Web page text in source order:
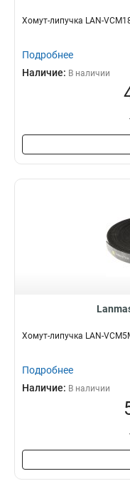
Хомут-липучка LAN-
Подробнее
Наличие: В наличии
Хомут-липучка LAN-
Подробнее
Наличие: В наличии